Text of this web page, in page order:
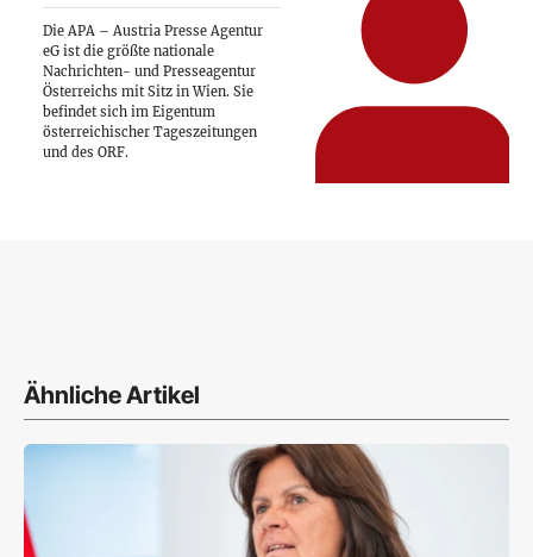
Die APA – Austria Presse Agentur
eG ist die größte nationale
Nachrichten- und Presseagentur
Österreichs mit Sitz in Wien. Sie
befindet sich im Eigentum
österreichischer Tageszeitungen
und des ORF.
Ähnliche Artikel